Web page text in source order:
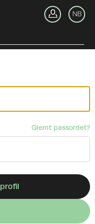
NB
Glemt passordet?